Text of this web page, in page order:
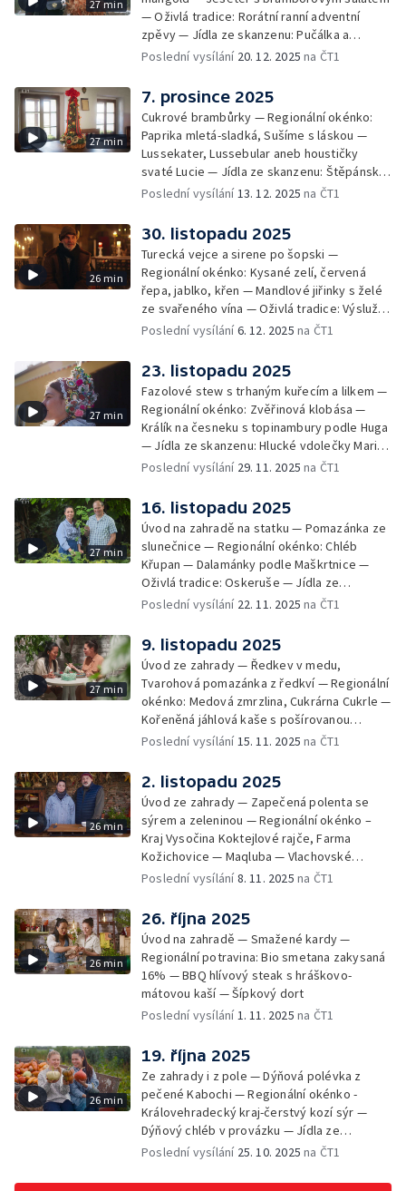
27 min
— Oživlá tradice: Rorátní ranní adventní
zpěvy — Jídla ze skanzenu: Pučálka a
pražmo
Poslední vysílání 20. 12. 2025 na ČT1
27 min
7. prosince 2025
Cukrové brambůrky — Regionální okénko:
Paprika mletá-sladká, Sušíme s láskou —
Lussekater, Lussebular aneb houstičky
svaté Lucie — Jídla ze skanzenu: Štěpánská
omeleta — Oživlá tradice: Roztocký
Poslední vysílání13. 12. 2025 na ČT1
26 min
30. listopadu 2025
Turecká vejce a sirene po šopski —
Regionální okénko: Kysané zelí, červená
řepa, jablko, křen — Mandlové jiřinky s želé
ze svařeného vína — Oživlá tradice: Výslužná
vánoční koleda - Sboreček žen z Lipova
Poslední vysílání6. 12. 2025 na ČT1
27 min
23. listopadu 2025
Fazolové stew s trhaným kuřecím a lilkem —
Regionální okénko: Zvěřinová klobása —
Králík na česneku s topinambury podle Huga
— Jídla ze skanzenu: Hlucké vdolečky Marie
Lekešové — Oživlá tradice: jízda Králů
Poslední vysílání 29. 11. 2025 na ČT1
27 min
16. listopadu 2025
Úvod na zahradě na statku — Pomazánka ze
slunečnice — Regionální okénko: Chléb
Křupan — Dalamánky podle Maškrtnice —
Oživlá tradice: Oskeruše — Jídla ze
skanzenu: Gule s oskorušemi podle paní
Poslední vysílání 22. 11. 2025 na ČT1
27 min
9. listopadu 2025
Úvod ze zahrady — Ředkev v medu,
Tvarohová pomazánka z ředkví — Regionální
okénko: Medová zmrzlina, Cukrárna Cukrle —
Kořeněná jáhlová kaše s pošírovanou
hruškou — Oživlé tradice — Jídla ze
Poslední vysílání15. 11. 2025 na ČT1
26 min
2. listopadu 2025
Úvod ze zahrady — Zapečená polenta se
sýrem a zeleninou — Regionální okénko –
Kraj Vysočina Koktejlové rajče, Farma
Kožichovice — Maqluba — Vlachovské
sušárny ovoce — Nejlepší hovězí vývar se
Poslední vysílání8. 11. 2025 na ČT1
26 min
26. října 2025
Úvod na zahradě — Smažené kardy —
Regionální potravina: Bio smetana zakysaná
16% — BBQ hlívový steak s hráškovo-
mátovou kaší — Šípkový dort
Poslední vysílání1. 11. 2025 na ČT1
26 min
19. října 2025
Ze zahrady i z pole — Dýňová polévka z
pečené Kabochi — Regionální okénko -
Královehradecký kraj-čerstvý kozí sýr —
Dýňový chléb v provázku — Jídla ze
skanzenu - Vařený bramborový závin se
Poslední vysílání 25. 10. 2025 na ČT1